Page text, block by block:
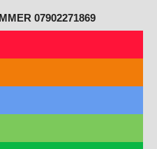
07902271869